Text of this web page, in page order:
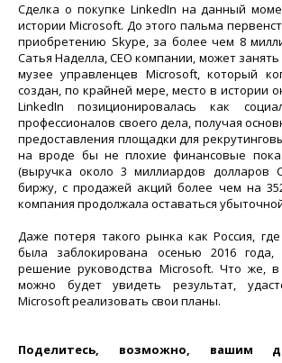
Сделка о покупке LinkedIn на данный
истории Microsoft. До этого пальма
приобретению Skype, за более чем 8
Сатья Наделла, СЕО компании, может
музее управленцев Microsoft, который
создан, по крайней мере, место в истории
LinkedIn позиционировалась как
профессионалов своего дела, получая
предоставления площадки для
на вроде бы не плохие финансовые
(выручка около 3 миллиардов
биржу, с продажей акций более чем на
компания продолжала оставаться
Даже потеря такого рынка как Россия,
была заблокирована осенью 2016
решение руководства Microsoft. Что же,
можно будет увидеть результат,
Microsoft реализовать свои планы.
Поделитесь, возможно, вашим